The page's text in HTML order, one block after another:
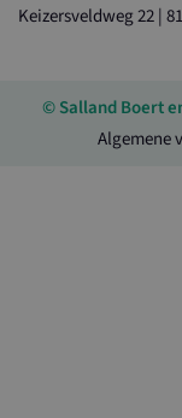
Keizersveldweg 22 |
© Salland Boert
Algemene